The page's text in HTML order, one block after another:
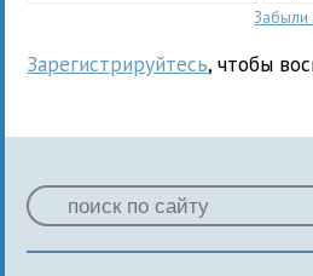
Забыли
Зарегистрируйтесь, чтобы